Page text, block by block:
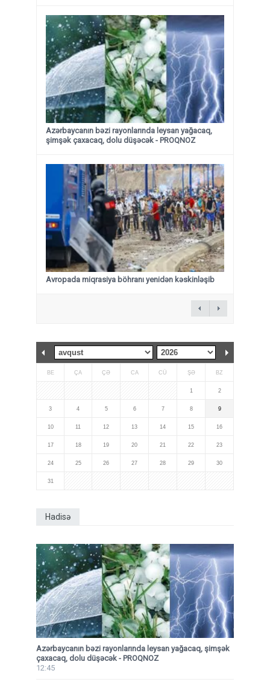
Azərbaycanın bəzi rayonlarında leysan yağacaq,
şimşək çaxacaq, dolu düşəcək - PROQNOZ
Avropada miqrasiya böhranı yenidən kəskinləşib
BE ÇA ÇƏ CA CÜ ŞƏ BZ
1 2
3 4 5 6 7 8 9
10 11 12 13 14 15 16
17 18 19 20 21 22 23
24 25 26 27 28 29 30
31
Hadisə
Azərbaycanın bəzi rayonlarında leysan yağacaq, şimşək
çaxacaq, dolu düşəcək - PROQNOZ
12:45